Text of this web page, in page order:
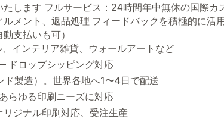
します フルサービス：24時間年中無休の国際カ
メント、返品処理 フィードバックを積極的に活
支払いも可）
インテリア雑貨、ウォールアートなど
ドロップシッピング対応
製造）。世界各地へ1〜4日で配送
らゆる印刷ニーズに対応
ジナル印刷対応、受注生産